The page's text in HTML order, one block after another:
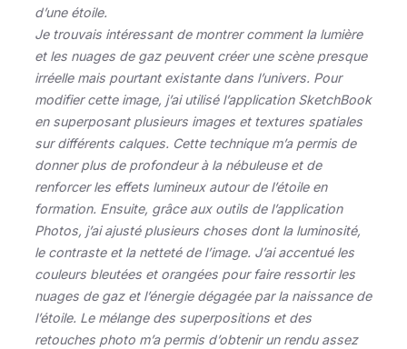
d’une étoile.
Je trouvais intéressant de montrer comment la lumière
et les nuages de gaz peuvent créer une scène presque
irréelle mais pourtant existante dans l’univers. Pour
modifier cette image, j’ai utilisé l’application SketchBook
en superposant plusieurs images et textures spatiales
sur différents calques. Cette technique m’a permis de
donner plus de profondeur à la nébuleuse et de
renforcer les effets lumineux autour de l’étoile en
formation. Ensuite, grâce aux outils de l’application
Photos, j’ai ajusté plusieurs choses dont la luminosité,
le contraste et la netteté de l’image. J’ai accentué les
couleurs bleutées et orangées pour faire ressortir les
nuages de gaz et l’énergie dégagée par la naissance de
l’étoile. Le mélange des superpositions et des
retouches photo m’a permis d’obtenir un rendu assez